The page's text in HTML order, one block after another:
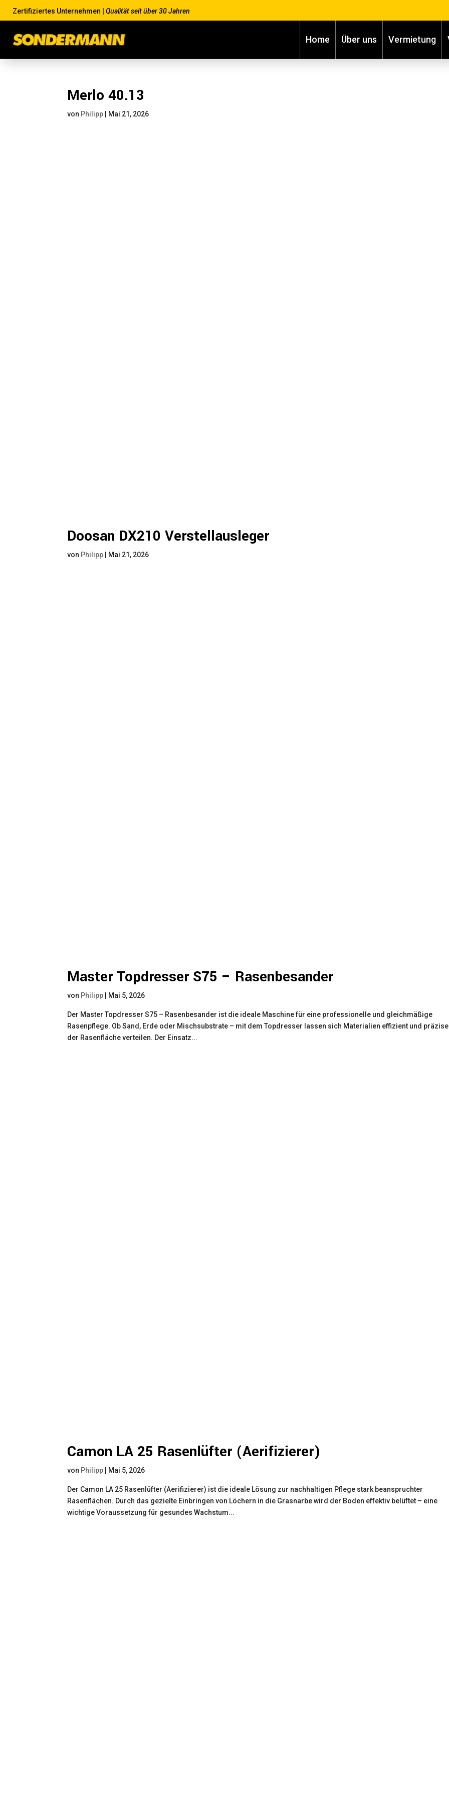
Zertifiziertes Unternehmen | Qualität seit über 30 Jahren
Home Über uns Vermietung
Merlo 40.13
von Philipp Mai 21, 2026
Doosan DX210 Verstellausleger
von Philipp Mai 21, 2026
Master Topdresser S75 – Rasenbesander
von Philipp | Mai 5, 2026
Der Master Topdresser S75 – Rasenbesander ist die ideale Maschine für eine professionelle und gleichmäßige
Rasenpflege. Ob Sand, Erde oder Mischsubstrate – mit dem Topdresser lassen sich Materialien effizient und
der Rasenfläche verteilen. Der Einsatz...
Camon LA 25 Rasenlüfter (Aerifizierer)
von Philipp Mai 5, 2026
Der Camon LA 25 Rasenlüfter (Aerifizierer) ist die ideale Lösung zur nachhaltigen Pflege stark beanspruchter
Rasenflächen. Durch das gezielte Einbringen von Löchern in die Grasnarbe wird der Boden effektiv belüftet – eine
wichtige Voraussetzung für gesundes Wachstum...